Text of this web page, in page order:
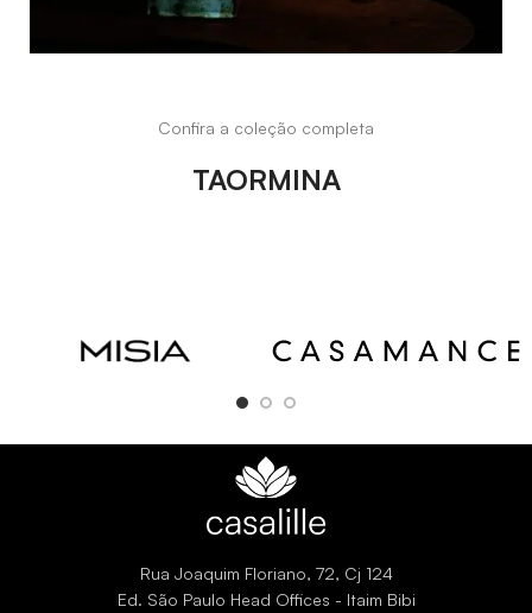
Confira a coleção completa
TAORMINA
Rua Joaquim Floriano, 72, Cj 124
Ed. São Paulo Head Offices - Itaim Bibi